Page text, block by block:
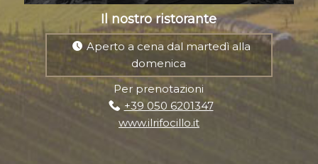
Il nostro ristorante
Aperto a cena dal martedì alla
domenica
Per prenotazioni
+39 050 6201347
www.ilrifocillo.it